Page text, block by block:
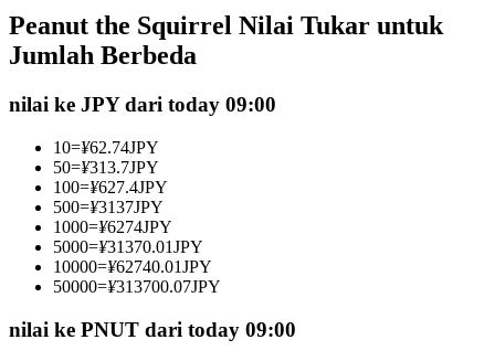
Menjadi Pedagang Salinan
Nikmati pembagian keuntungan dan komisi copy trading
Peanut the Squirrel Nilai Tukar untuk
Jumlah Berbeda
nilai ke JPY dari today 09:00
10=¥62.74JPY
50=¥313.7JPY
100=¥627.4JPY
500=¥3137JPY
1000=¥6274JPY
5000=¥31370.01JPY
10000=¥62740.01JPY
50000=¥313700.07JPY
nilai ke PNUT dari today 09:00